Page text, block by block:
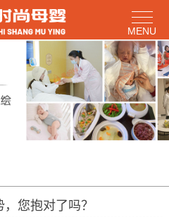
您抱对了吗？